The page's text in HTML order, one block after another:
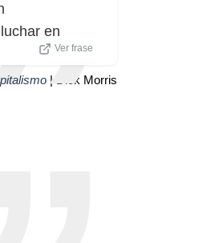
en
Ver frase
| Dick Morris